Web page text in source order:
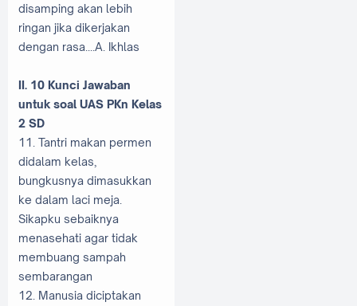
disamping akan lebih
ringan jika dikerjakan
dengan rasa....A. Ikhlas
II. 10 Kunci Jawaban
untuk soal UAS PKn Kelas
2 SD
11. Tantri makan permen
didalam kelas,
bungkusnya dimasukkan
ke dalam laci meja.
Sikapku sebaiknya
menasehati agar tidak
membuang sampah
sembarangan
12. Manusia diciptakan